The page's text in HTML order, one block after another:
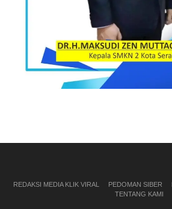
REDAKSI MEDIA KLIK VIRAL PEDOMAN SIBER
TENTANG KAMI